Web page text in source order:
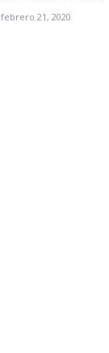
febrero 21, 2020